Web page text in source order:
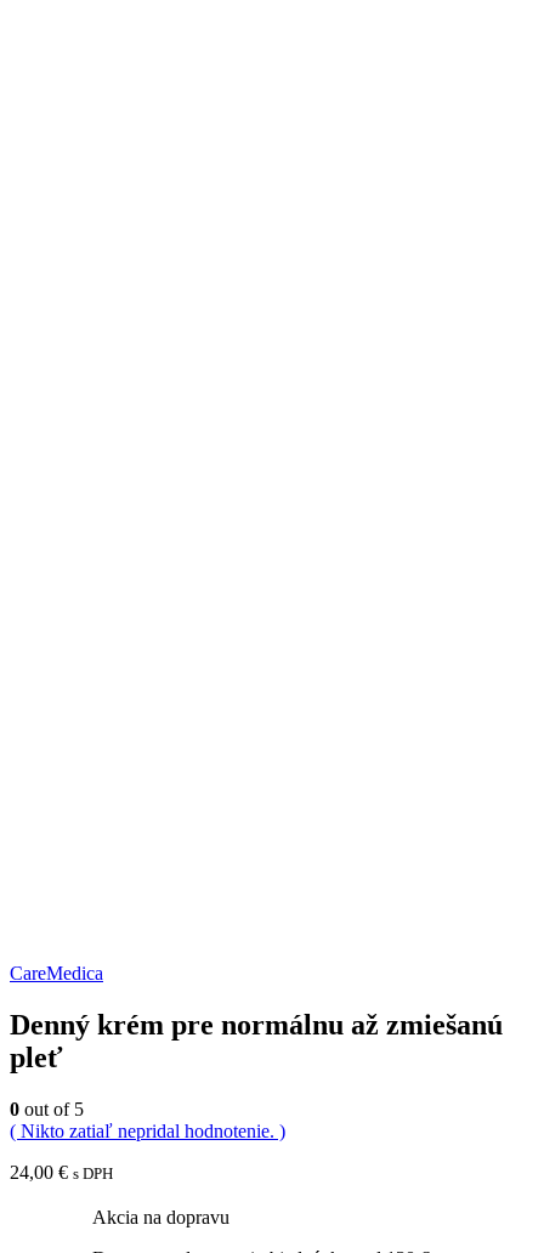
CareMedica
Denný krém pre normálnu až zmiešanú
pleť
0 out of 5
( Nikto zatiaľ nepridal hodnotenie. )
24,00 € s DPH
Akcia na dopravu